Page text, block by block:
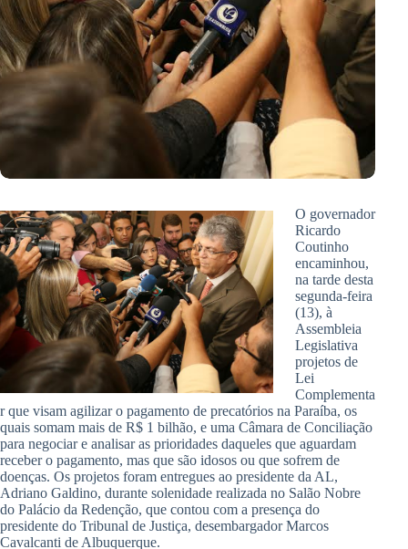
O governador
Ricardo
Coutinho
encaminhou,
na tarde desta
segunda-feira
(13), à
Assembleia
Legislativa
projetos de
Lei
Complementa
r que visam agilizar o pagamento de precatórios na Paraíba, os
quais somam mais de R$ 1 bilhão, e uma Câmara de Conciliação
para negociar e analisar as prioridades daqueles que aguardam
receber o pagamento, mas que são idosos ou que sofrem de
doenças. Os projetos foram entregues ao presidente da AL,
Adriano Galdino, durante solenidade realizada no Salão Nobre
do Palácio da Redenção, que contou com a presença do
presidente do Tribunal de Justiça, desembargador Marcos
Cavalcanti de Albuquerque.